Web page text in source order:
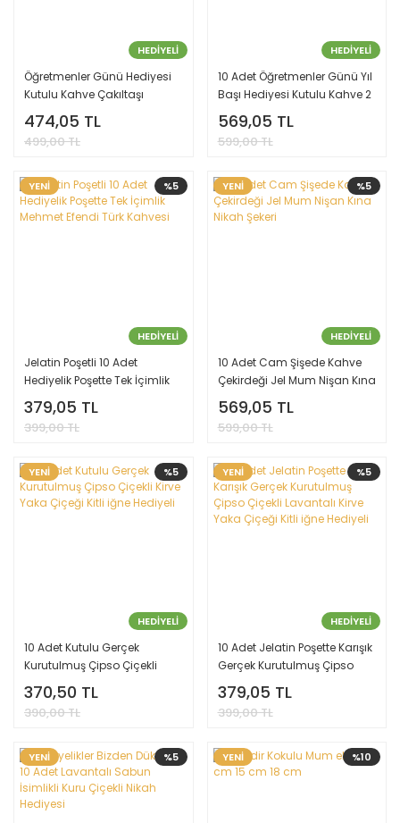
HEDİYELİ
Öğretmenler Günü Hediyesi
Kutulu Kahve Çakıltaşı
Hediye 10 Adet
474,05 TL
499,00 TL
HEDİYELİ
10 Adet Öğretmenler Günü Yıl
Başı Hediyesi Kutulu Kahve 2
Adet Çikolatalı Hediyelik
569,05 TL
599,00 TL
%5
YENİ
HEDİYELİ
Jelatin Poşetli 10 Adet
Hediyelik Poşette Tek İçimlik
Mehmet Efendi Türk Kahvesi
379,05 TL
399,00 TL
%5
YENİ
HEDİYELİ
10 Adet Cam Şişede Kahve
Çekirdeği Jel Mum Nişan Kına
Nikah Şekeri
569,05 TL
599,00 TL
%5
YENİ
HEDİYELİ
10 Adet Kutulu Gerçek
Kurutulmuş Çipso Çiçekli
Kirve Yaka Çiçeği Kitli iğne
Hediyeli
370,50 TL
390,00 TL
%5
YENİ
HEDİYELİ
10 Adet Jelatin Poşette Karışık
Gerçek Kurutulmuş Çipso
Çiçekli Lavantalı Kirve Yaka
Çiçeği Kitli iğne Hediyeli
379,05 TL
399,00 TL
%5
YENİ %10
YENİ